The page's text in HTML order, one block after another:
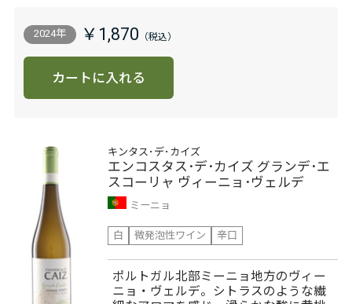
2024年 ￥1,870
カートに入れる
キンタス･デ･カイズ
エンコスタス･デ･カイズ グランデ･エ
スコーリャ ヴィーニョ･ヴェルデ
ミーニョ
白
微発泡性ワイン 辛口
ポルトガル北部ミーニョ地方のヴィー
ニョ・ヴェルデ。シトラスのような繊